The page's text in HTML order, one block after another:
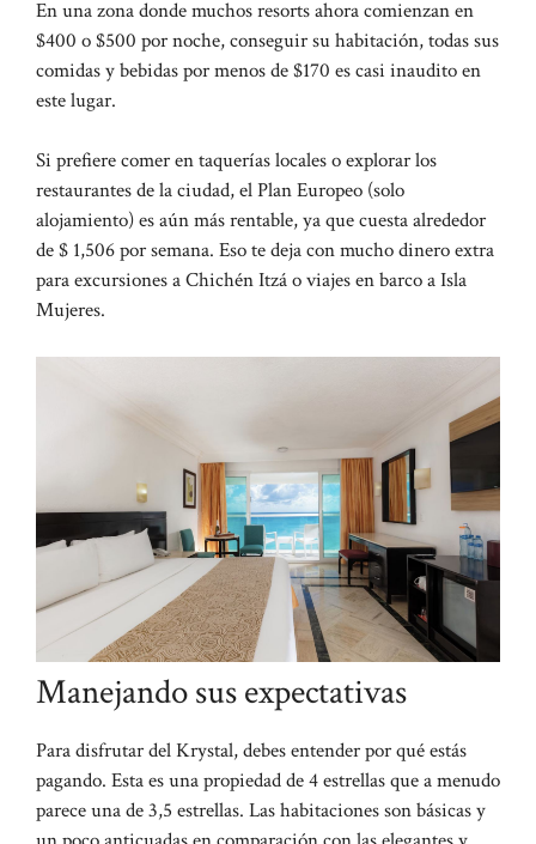
En una zona donde muchos resorts ahora comienzan en
$400 o $500 por noche, conseguir su habitación, todas sus
comidas y bebidas por menos de $170 es casi inaudito en
este lugar.
Si prefiere comer en taquerías locales o explorar los
restaurantes de la ciudad, el Plan Europeo (solo
alojamiento) es aún más rentable, ya que cuesta alrededor
de $ 1,506 por semana. Eso te deja con mucho dinero extra
para excursiones a Chichén Itzá o viajes en barco a Isla
Mujeres.
Manejando sus expectativas
Para disfrutar del Krystal, debes entender por qué estás
pagando. Esta es una propiedad de 4 estrellas que a menudo
parece una de 3,5 estrellas. Las habitaciones son básicas y